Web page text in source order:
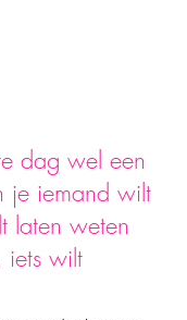
dag wel een
je iemand wilt
laten weten
iets wilt